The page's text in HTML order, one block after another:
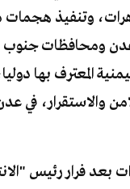
وتنفيذ
ومحافظات جنوب
المعترف بها
والاستقرار، في
بعد فرار رئيس